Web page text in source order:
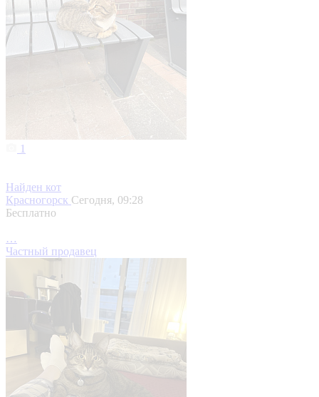
1
Найден кот
Красногорск Сегодня, 09:28
Бесплатно
…
Частный продавец